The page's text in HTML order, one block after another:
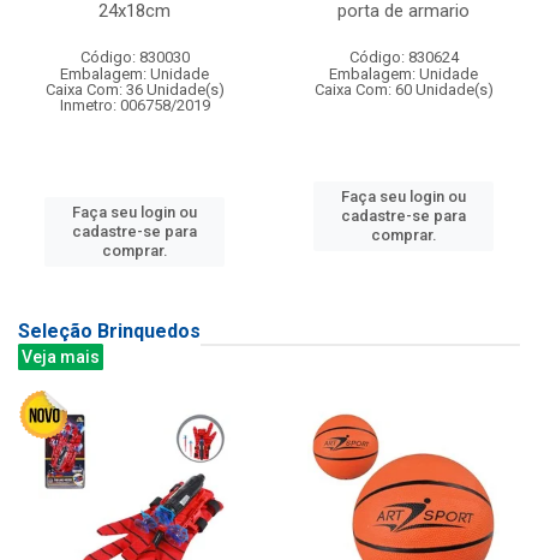
24x18cm
Código: 830030
Embalagem: Unidade
Caixa Com: 36 Unidade(s)
Inmetro: 006758/2019
Faça seu login ou
cadastre-se para
comprar.
porta de armario
Código: 830624
Embalagem: Unidade
Caixa Com: 60 Unidade(s)
Faça seu login ou
cadastre-se para
comprar.
Seleção Brinquedos
Veja mais